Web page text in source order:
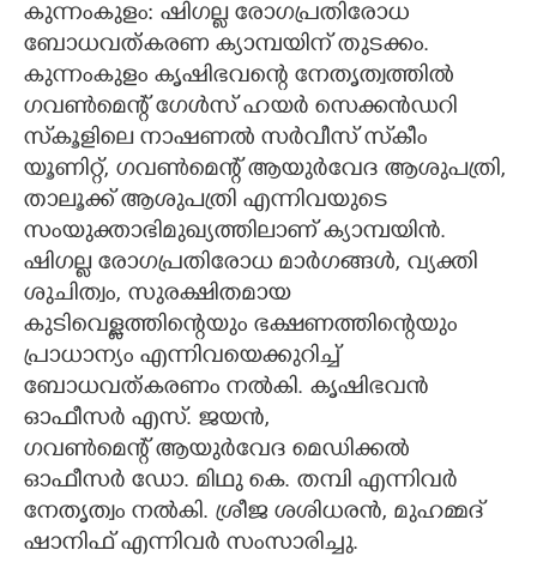
CARTOONS
LITERATURE
ZOOM
CONTACT US
കുന്നംകുളം: ഷിഗല്ല രോഗപ്രതിരോധ
ബോധവത്കരണ ക്യാമ്പയിന് തുടക്കം.
കുന്നംകുളം കൃഷിഭവന്റെ നേതൃത്വത്തിൽ
ഗവൺമെന്റ് ഗേൾസ് ഹയർ സെക്കൻഡറി
സ്‌കൂളിലെ നാഷണൽ സർവീസ് സ്‌കീം
യൂണിറ്റ്, ഗവൺമെന്റ് ആയുർവേദ ആശുപത്രി,
താലൂക്ക് ആശുപത്രി എന്നിവയുടെ
സംയുക്താഭിമുഖ്യത്തിലാണ് ക്യാമ്പയിൻ.
ഷിഗല്ല രോഗപ്രതിരോധ മാർഗങ്ങൾ, വ്യക്തി
ശുചിത്വം, സുരക്ഷിതമായ
കുടിവെള്ളത്തിന്റെയും ഭക്ഷണത്തിന്റെയും
പ്രാധാന്യം എന്നിവയെക്കുറിച്ച്
ബോധവത്കരണം നൽകി. കൃഷിഭവൻ
ഓഫീസർ എസ്. ജയൻ,
ഗവൺമെന്റ് ആയുർവേദ മെഡിക്കൽ
ഓഫീസർ ഡോ. മിഥു കെ. തമ്പി എന്നിവർ
നേതൃത്വം നൽകി. ശ്രീജ ശശിധരൻ, മുഹമ്മദ്
ഷാനിഫ് എന്നിവർ സംസാരിച്ചു.